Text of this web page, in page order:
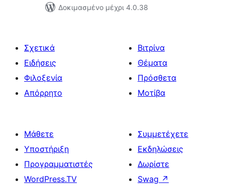
Δοκιμασμένο μέχρι 4.0.38
Σχετικά
Ειδήσεις
Φιλοξενία
Απόρρητο
Βιτρίνα
Θέματα
Πρόσθετα
Μοτίβα
Μάθετε
Υποστήριξη
Προγραμματιστές
WordPress.TV
Συμμετέχετε
Εκδηλώσεις
Δωρίστε
Swag ↗